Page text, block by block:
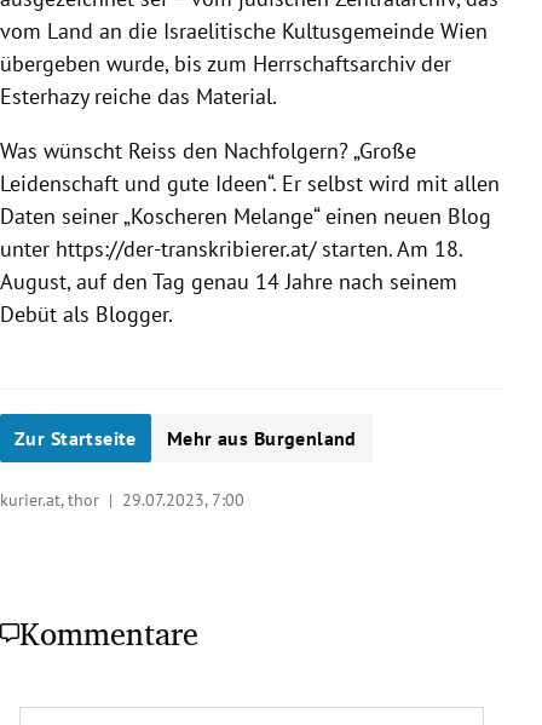
vom Land an die Israelitische Kultusgemeinde Wien
übergeben wurde, bis zum Herrschaftsarchiv der
Esterhazy reiche das Material.
Was wünscht Reiss den Nachfolgern? „Große
Leidenschaft und gute Ideen“. Er selbst wird mit allen
Daten seiner „Koscheren Melange“ einen neuen Blog
unter https://der-transkribierer.at/ starten. Am 18.
August, auf den Tag genau 14 Jahre nach seinem
Debüt als Blogger.
Zur Startseite Mehr aus Burgenland
kurier.at, thor | 29.07.2023, 7:00
Kommentare